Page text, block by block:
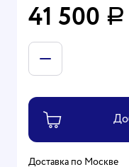
41 500 Р
Доставка по Москве